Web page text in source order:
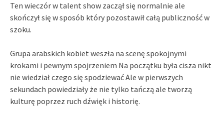
Ten wieczór w talent show zaczął się normalnie ale
skończył się w sposób który pozostawił całą publiczność w
szoku.
Grupa arabskich kobiet weszła na scenę spokojnymi
krokami i pewnym spojrzeniem Na początku była cisza nikt
nie wiedział czego się spodziewać Ale w pierwszych
sekundach powiedziały że nie tylko tańczą ale tworzą
kulturę poprzez ruch dźwięk i historię.